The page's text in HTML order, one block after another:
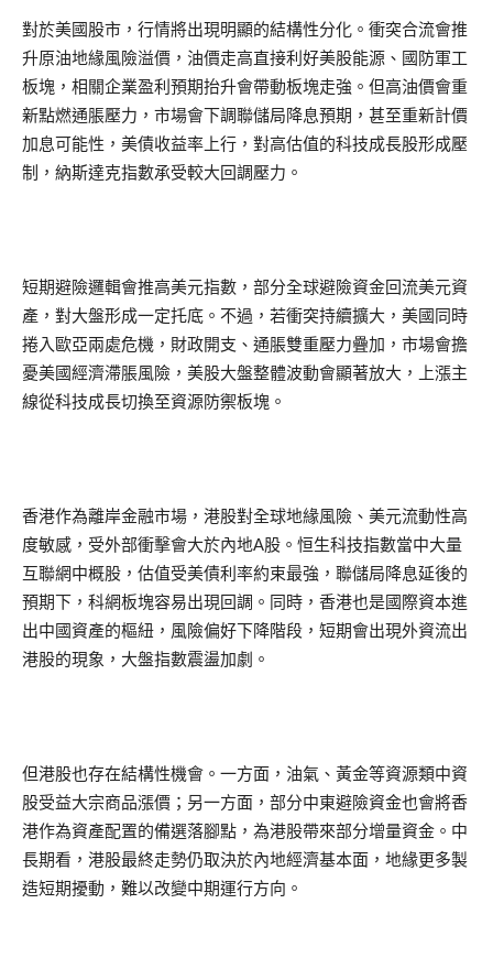
對於美國股市，行情將出現明顯的結構性分化。衝突合流會推
升原油地緣風險溢價，油價走高直接利好美股能源、國防軍工
板塊，相關企業盈利預期抬升會帶動板塊走強。但高油價會重
新點燃通脹壓力，市場會下調聯儲局降息預期，甚至重新計價
加息可能性，美債收益率上行，對高估值的科技成長股形成壓
制，納斯達克指數承受較大回調壓力。
短期避險邏輯會推高美元指數，部分全球避險資金回流美元資
產，對大盤形成一定托底。不過，若衝突持續擴大，美國同時
捲入歐亞兩處危機，財政開支、通脹雙重壓力疊加，市場會擔
憂美國經濟滯脹風險，美股大盤整體波動會顯著放大，上漲主
線從科技成長切換至資源防禦板塊。
香港作為離岸金融市場，港股對全球地緣風險、美元流動性高
度敏感，受外部衝擊會大於內地A股。恒生科技指數當中大量
互聯網中概股，估值受美債利率約束最強，聯儲局降息延後的
預期下，科網板塊容易出現回調。同時，香港也是國際資本進
出中國資產的樞紐，風險偏好下降階段，短期會出現外資流出
港股的現象，大盤指數震盪加劇。
但港股也存在結構性機會。一方面，油氣、黃金等資源類中資
股受益大宗商品漲價；另一方面，部分中東避險資金也會將香
港作為資產配置的備選落腳點，為港股帶來部分增量資金。中
長期看，港股最終走勢仍取決於內地經濟基本面，地緣更多製
造短期擾動，難以改變中期運行方向。